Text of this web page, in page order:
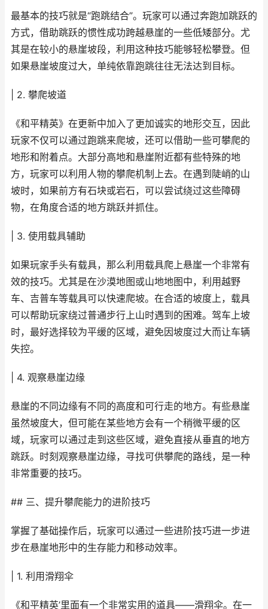
最基本的技巧就是“跑跳结合”。玩家可以通过奔跑加跳跃的
方式，借助跳跃的惯性成功跨越悬崖的一些低矮部分。尤
其是在较小的悬崖坡段，利用这种技巧能够轻松攀登。但
如果悬崖坡度过大，单纯依靠跑跳往往无法达到目标。
| 2. 攀爬坡道
《和平精英》在更新中加入了更加诚实的地形交互，因此
玩家不仅可以通过跑跳来爬坡，还可以借助一些可攀爬的
地形和附着点。大部分高地和悬崖附近都有些特殊的地
方，玩家可以利用人物的攀爬机制上去。在遇到陡峭的山
坡时，如果前方有石块或岩石，可以尝试绕过这些障碍
物，在角度合适的地方跳跃并抓住。
| 3. 使用载具辅助
如果玩家手头有载具，那么利用载具爬上悬崖一个非常有
效的技巧。尤其是在沙漠地图或山地地图中，利用越野
车、吉普车等载具可以快速爬坡。在合适的坡度上，载具
可以帮助玩家绕过普通步行上山时遇到的困难。驾车上坡
时，最好选择较为平缓的区域，避免因坡度过大而让车辆
失控。
| 4. 观察悬崖边缘
悬崖的不同边缘有不同的高度和可行走的地方。有些悬崖
虽然坡度大，但可能在某些地方会有一个稍微平缓的区
域，玩家可以通过走到这些区域，避免直接从垂直的地方
跳跃。时刻观察悬崖边缘，寻找可供攀爬的路线，是一种
非常重要的技巧。
## 三、提升攀爬能力的进阶技巧
掌握了基础操作后，玩家可以通过一些进阶技巧进一步进
步在悬崖地形中的生存能力和移动效率。
| 1. 利用滑翔伞
《和平精英’里面有一个非常实用的道具——滑翔伞。在一